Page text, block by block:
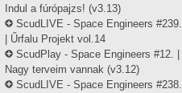
Indul a fúrópajzs! (v3.13)
ScudLIVE - Space Engineers #239.
| Űrfalu Projekt vol.14
ScudPlay - Space Engineers #12. |
Nagy terveim vannak (v3.12)
ScudLIVE - Space Engineers #238.